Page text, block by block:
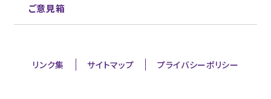
ご意見箱
リンク集 サイトマップ プライバシーポリシー